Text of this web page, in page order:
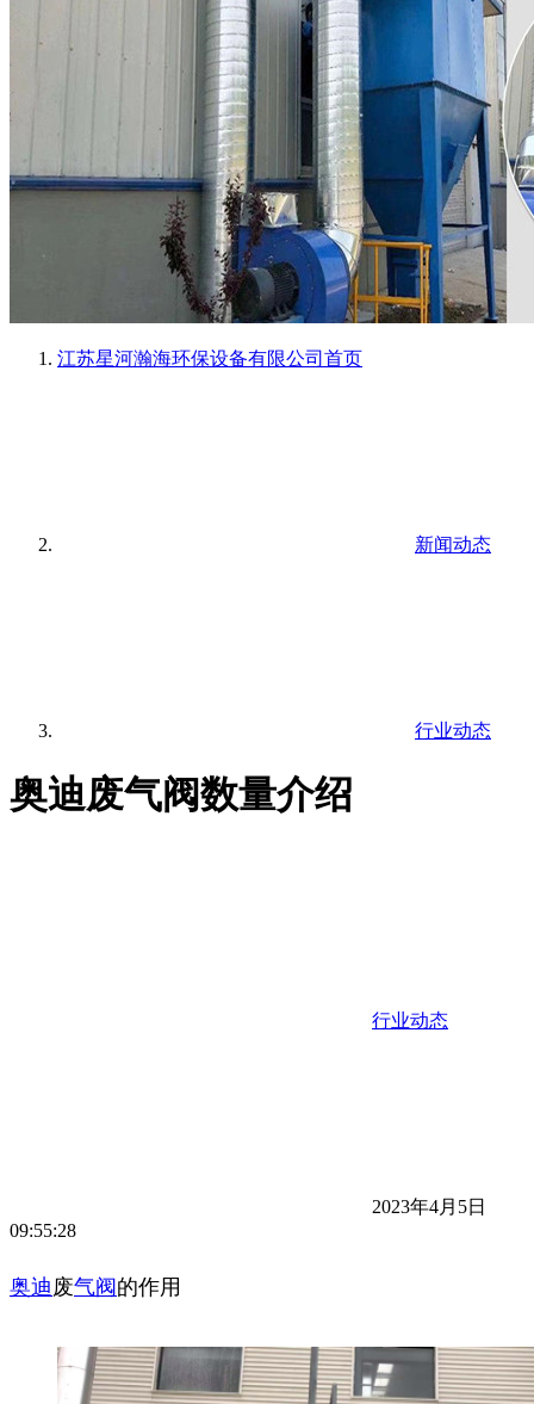
江苏星河瀚海环保设备有限公司 首页
新闻动态
行业动态
奥迪废气阀数量介绍
行业动态
2023年4月5日
09:55:28
奥迪 废气阀的作用